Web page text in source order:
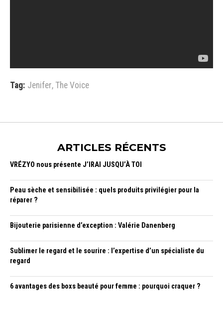
Tag: Jenifer, The Voice
ARTICLES RÉCENTS
VRÉZYO nous présente J’IRAI JUSQU’À TOI
Peau sèche et sensibilisée : quels produits privilégier pour la
réparer ?
Bijouterie parisienne d’exception : Valérie Danenberg
Sublimer le regard et le sourire : l’expertise d’un spécialiste du
regard
6 avantages des boxs beauté pour femme : pourquoi craquer ?